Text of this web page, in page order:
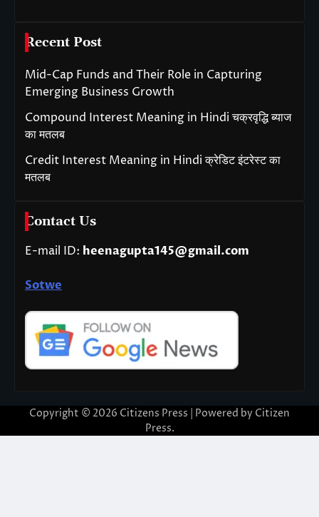
Recent Post
Mid-Cap Funds and Their Role in Capturing
Emerging Business Growth
Compound Interest Meaning in Hindi चक्रवृद्धि ब्याज
का मतलब
Credit Interest Meaning in Hindi क्रेडिट इंटरेस्ट का
मतलब
Contact Us
E-mail ID: heenagupta145@gmail.com
Sotwe
Copyright © 2026 Citizens Press | Powered by Citizen
Press.